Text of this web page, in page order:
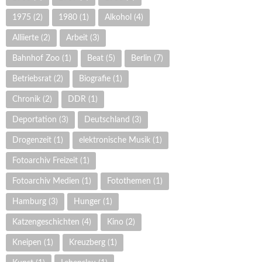
1975 (2) 1980 (1) Alkohol (4)
Alliierte (2) Arbeit (3)
Bahnhof Zoo (1) Beat (5) Berlin (7)
Betriebsrat (2) Biografie (1)
Chronik (2) DDR (1)
Deportation (3) Deutschland (3)
Drogenzeit (1) elektronische Musik (1)
Fotoarchiv Freizeit (1)
Fotoarchiv Medien (1) Fotothemen (1)
Hamburg (3) Hunger (1)
Katzengeschichten (4) Kino (2)
Kneipen (1) Kreuzberg (1)